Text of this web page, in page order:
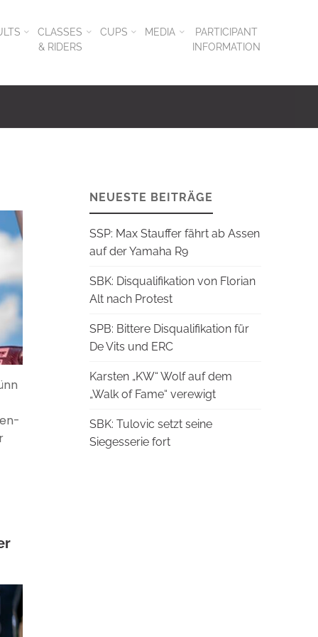
CLASSES
& RIDERS
CUPS MEDIA
PARTICIPANT
INFORMATION
NEUESTE BEITRÄGE
SSP: Max Stauffer fährt ab Assen
auf der Yamaha R9
SBK: Disqualifikation von Florian
Alt nach Protest
SPB: Bittere Disqualifikation für
De Vits und ERC
Karsten „KW“ Wolf auf dem
„Walk of Fame“ verewigt
SBK: Tulovic setzt seine
Siegesserie fort